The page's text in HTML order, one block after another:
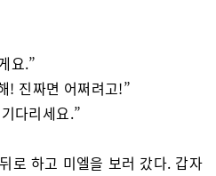
요.”
! 진짜면 어쩌려고!”
다리세요.”
로 하고 미엘을 보러 갔다. 갑자